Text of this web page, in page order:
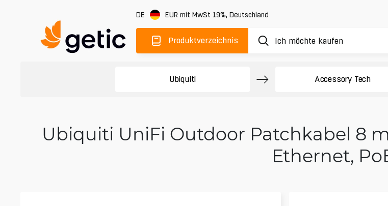
DE EUR mit MwSt 19%, Deutschland
Produktverzeichnis
Ubiquiti Accessory Tech
Ubiquiti UniFi Outdoor Patchkabel 8
Ethernet,